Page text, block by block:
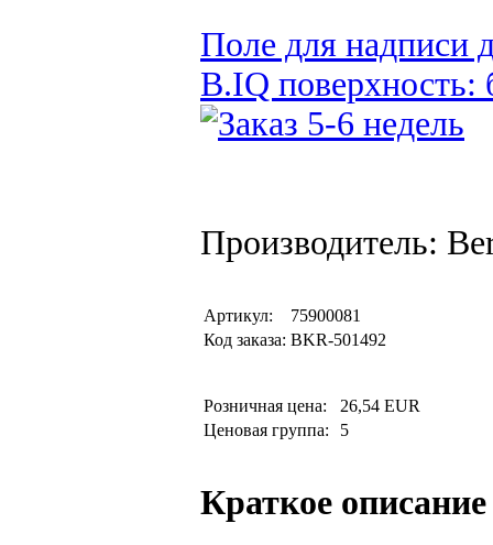
Поле для надписи
B.IQ поверхность:
Производитель:
Артикул:
75900081
Код заказа: BKR-501492
Розничная цена:
26,54 EUR
Ценовая группа:
5
Краткое описание